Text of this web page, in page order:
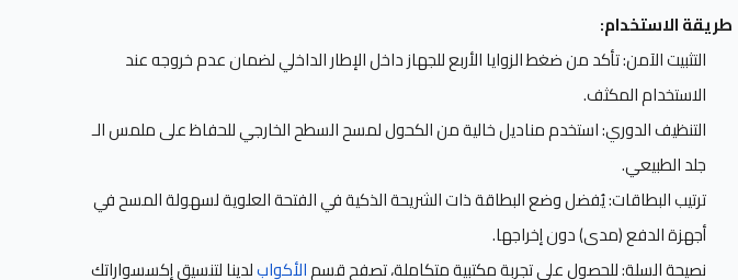
طريقة الاستخدام:
التثبيت الآمن: تأكد من ضغط الزوايا الأربع للجهاز داخل الإطار الداخلي لضمان عدم خروجه عند
الاستخدام المكثف.
التنظيف الدوري: استخدم مناديل خالية من الكحول لمسح السطح الخارجي للحفاظ على ملمس الـ
جلد الطبيعي.
ترتيب البطاقات: يُفضل وضع البطاقة ذات الشريحة الذكية في الفتحة العلوية لسهولة المسح في
أجهزة الدفع (مدى) دون إخراجها.
نصيحة السلة: للحصول على تجربة مكتبية متكاملة، تصفح قسمالأكوابلدينا لتنسيق إكسسواراتك